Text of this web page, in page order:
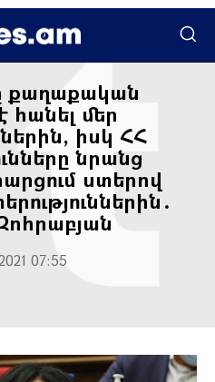
քաղաքական
հանել մեր
իսկ ՀՀ
նրանց
ստերով
07:55